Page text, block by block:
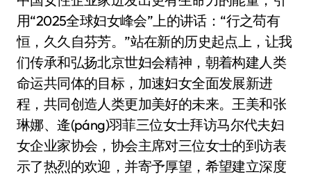
用“2025全球妇女峰会”上的讲话：“行之苟有
恒，久久自芬芳。”站在新的历史起点上，让我
们传承和弘扬北京世妇会精神，朝着构建人类
命运共同体的目标，加速妇女全面发展新进
程，共同创造人类更加美好的未来。王美和张
琳娜、逄(páng)羽菲三位女士拜访马尔代夫妇
女企业家协会，协会主席对三位女士的到访表
示了热烈的欢迎，并寄予厚望，希望建立深度